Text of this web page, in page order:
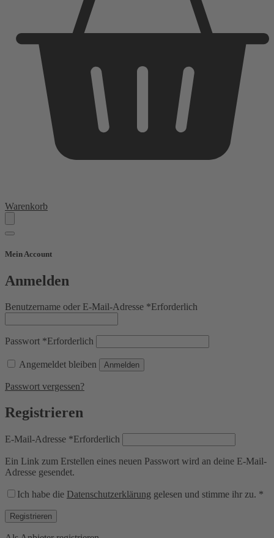
Warenkorb
Mein Account
Anmelden
Benutzername oder E-Mail-Adresse *Erforderlich
Passwort *Erforderlich
Angemeldet bleiben Anmelden
Passwort vergessen?
Registrieren
E-Mail-Adresse *Erforderlich
Ein Link zum Erstellen eines neuen Passwort wird an deine E-Mail-
Adresse gesendet.
Ich habe die Datenschutzerklärung gelesen und stimme ihr zu. *
Registrieren